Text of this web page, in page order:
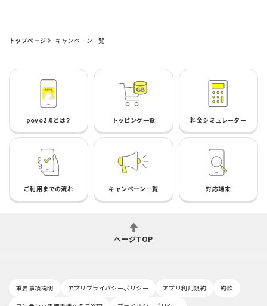
トップページ キャンペーン一覧
povo2.0とは？ トッピング一覧 料金シミュレーター
ご利用までの流れ キャンペーン一覧 対応端末
ページTOP
重要事項説明 アプリプライバシーポリシー アプリ利用規約
約款